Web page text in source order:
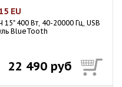
EU
15" 400 Вт, 40-20000 Гц, USB
BlueTooth
22 490 руб